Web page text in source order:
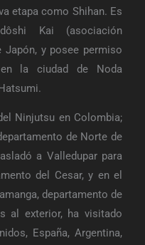
etapa como Shihan. Es
Kai (asociación
y posee permiso
la ciudad de Noda
Ninjutsu en Colombia;
de Norte de
a Valledupar para
del Cesar, y en el
departamento de
al exterior, ha visitado
España, Argentina,